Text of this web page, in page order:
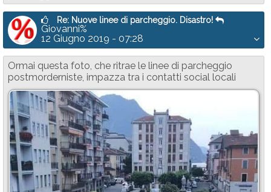
Re: Nuove linee di parcheggio. Disastro!
Giovanni%
12 Giugno 2019 - 07:28
Ormai questa foto, che ritrae le linee di parcheggio
postmorderniste, impazza tra i contatti social locali